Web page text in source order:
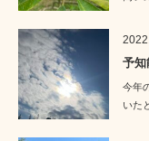
予知
今年
いた